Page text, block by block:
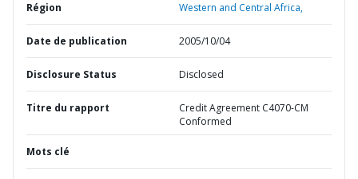
Région Western and Central Africa,
Date de publication 2005/10/04
Disclosure Status Disclosed
Titre du rapport
Credit Agreement C4070-CM
Conformed
Mots clé